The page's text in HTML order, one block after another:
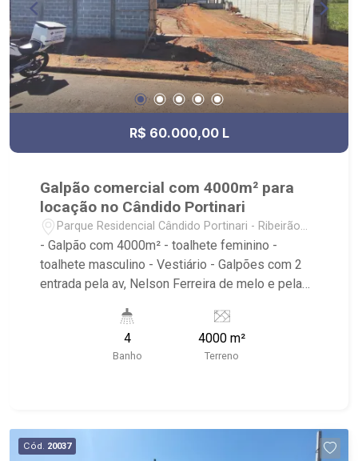
R$ 60.000,00 L
Galpão comercial com 4000m² para
locação no Cândido Portinari
Parque Residencial Cândido Portinari - Ribeirão
Preto/SP
- Galpão com 4000m² - toalhete feminino -
toalhete masculino - Vestiário - Galpões com 2
entrada pela av, Nelson Ferreira de melo e pela
Imóveis, referência em venda, compra e locação.
- Sinta-se em casa na Ribeirão Imóveis, afinal
Somos e Vivemos Ribeirão: - funcionários
para Venda, Compra e Locação, imobiliária é
Ribeirão Imóveis - sede na Av. Professor João
4
Banho
4000 m²
Terreno
Cód. 20037